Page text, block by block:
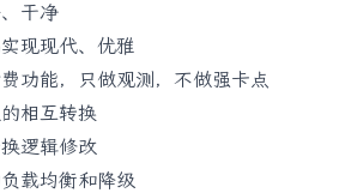
干净
现现代、优雅
功能，只做观测，不做强卡点
相互转换
逻辑修改
载均衡和降级